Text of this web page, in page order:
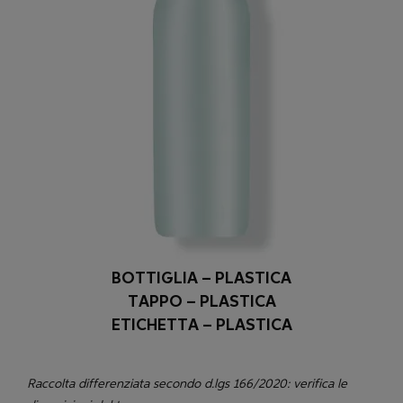
BOTTIGLIA – PLASTICA
TAPPO – PLASTICA
ETICHETTA – PLASTICA
Raccolta differenziata secondo d.lgs 166/2020: verifica le